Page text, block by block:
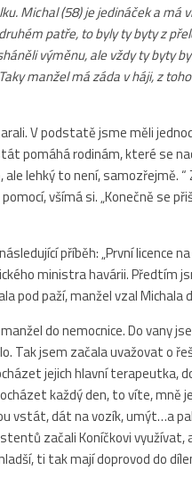
Michal (58) je jedináček a má
patře, to byly ty byty z
výměnu, ale vždy ty byty
manžel má záda v háji, z
V podstatě jsme měli
pomáhá rodinám, které se
lehký to není, samozřejmě.
všímá si. „Konečně se
příběh: „První licence
ministra havárii. Předtím
pod paží, manžel vzal Michala
do nemocnice. Do vany
Tak jsem začala uvažovat o
jejich hlavní terapeutka,
každý den, to víte, mně
vstát, dát na vozík, umýt…a
začali Koníčkovi
ti tak mají doprovod do